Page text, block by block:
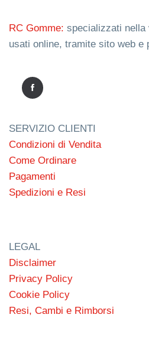
RC Gomme: specializzati nella
usati online, tramite sito web e
SERVIZIO CLIENTI
Condizioni di Vendita
Come Ordinare
Pagamenti
Spedizioni e Resi
LEGAL
Disclaimer
Privacy Policy
Cookie Policy
Resi, Cambi e Rimborsi